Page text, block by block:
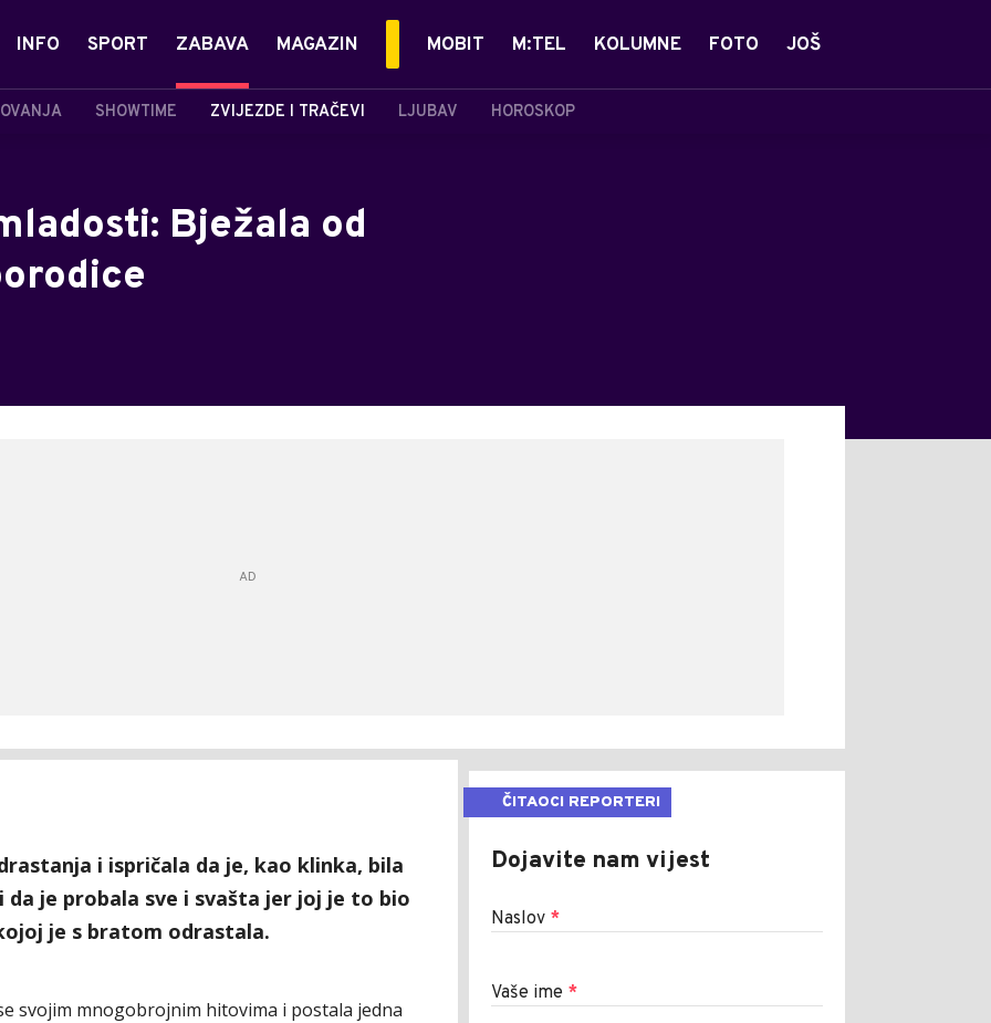
INFO SPORT ZABAVA
SHOWTIME ZVIJEZDE I TRAČEVI LJUBAV HOROSKOP
MAGAZIN MOBIT M:TEL KOLUMNE FOTO JOŠ
Bježala od
i ispričala da je, kao klinka, bila
da je probala sve i svašta jer joj je to bio
je s bratom odrastala.
svojim mnogobrojnim hitovima i postala jedna
ČITAOCI REPORTERI
Dojavite nam vijest
Naslov *
Vaše ime *